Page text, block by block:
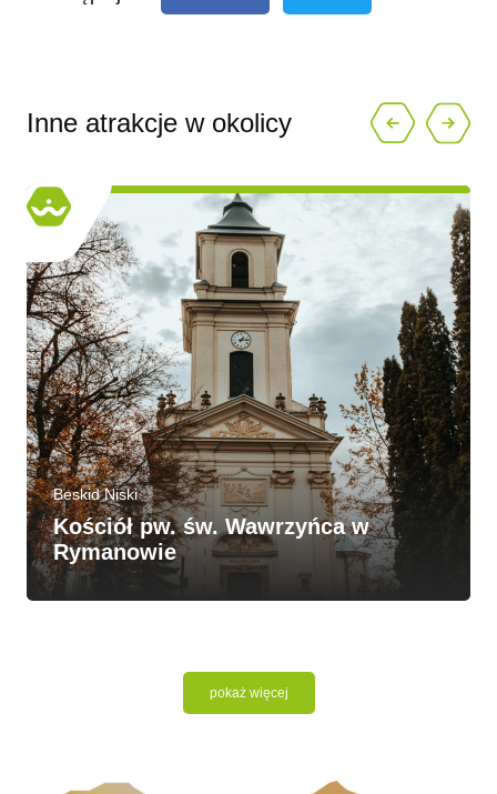
Inne atrakcje w okolicy
Beskid Niski
Kościół pw. św. Wawrzyńca w
Rymanowie
pokaż więcej